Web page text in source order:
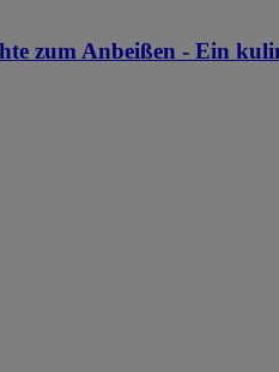
zum Anbeißen - Ein